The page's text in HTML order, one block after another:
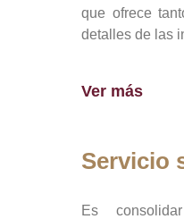
que ofrece
detalles de las
Ver más
Servicio
Es